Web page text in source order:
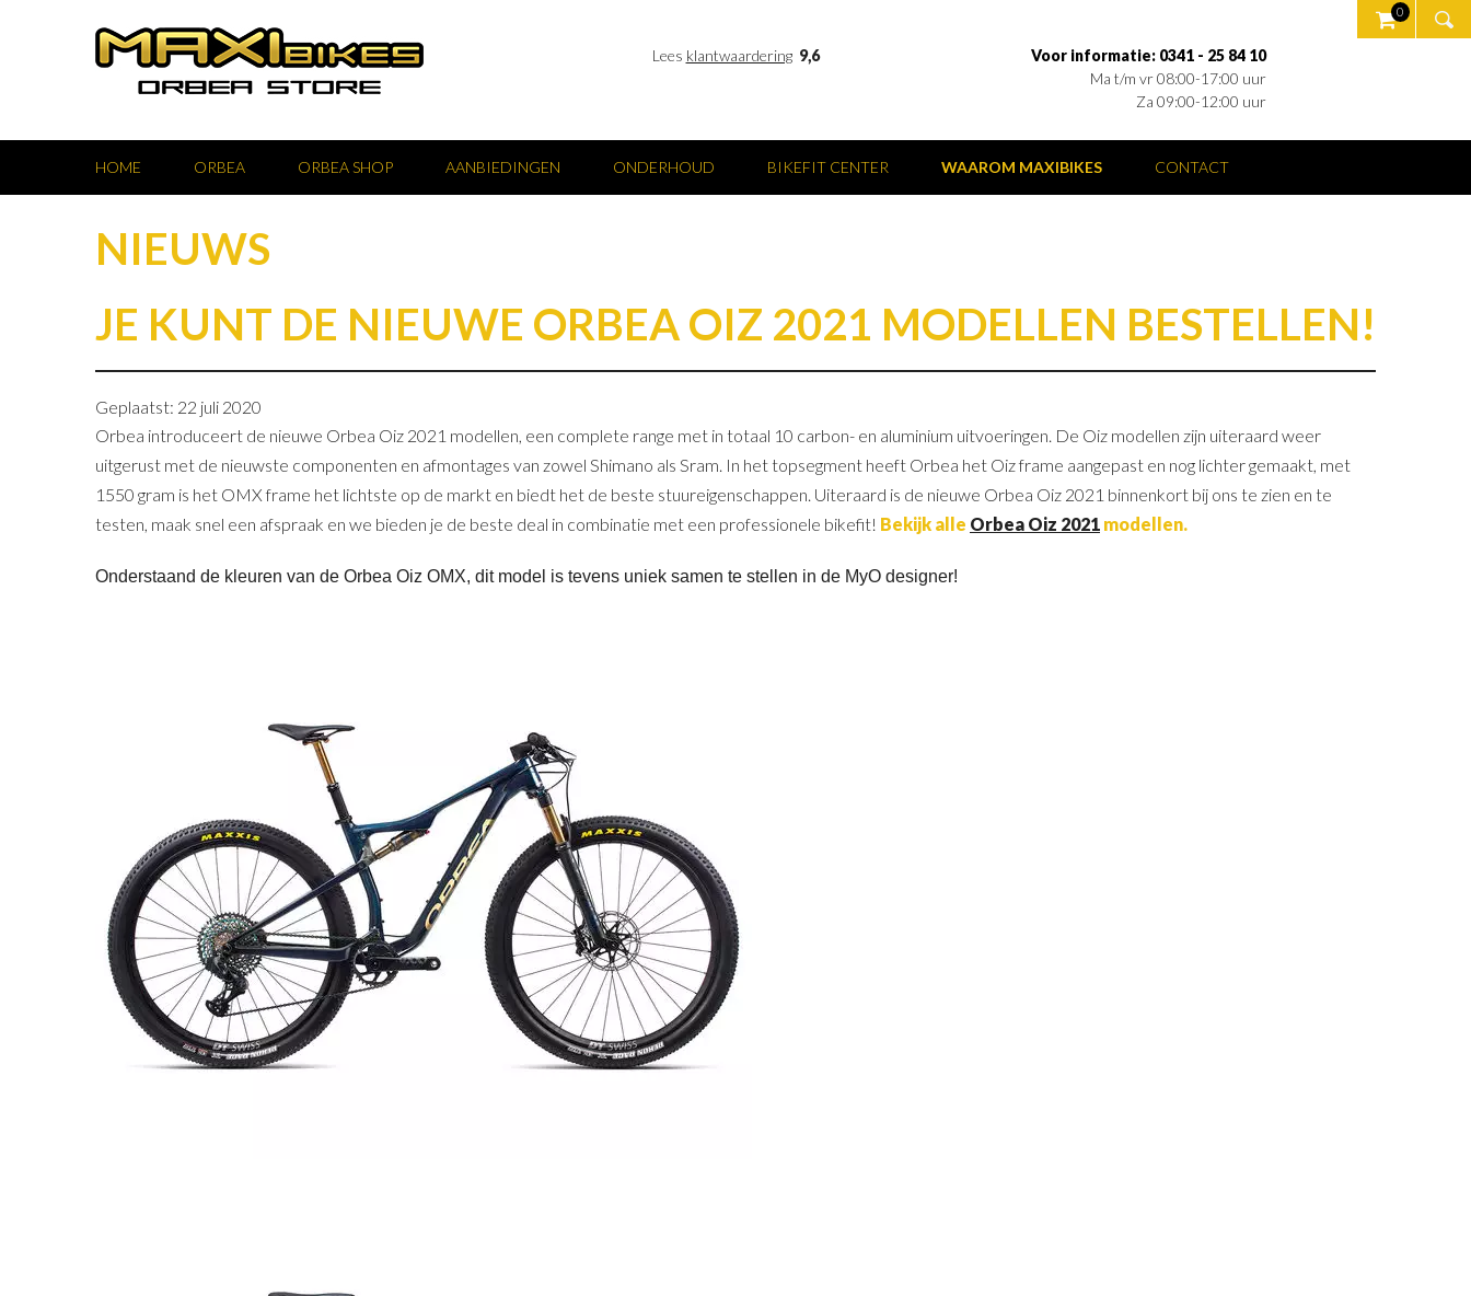
Lees klantwaardering 9,6
Voor informatie: 0341 - 25 84 10
Ma t/m vr 08:00-17:00 uur
Za 09:00-12:00 uur
0
HOME ORBEA ORBEA SHOP AANBIEDINGEN ONDERHOUD BIKEFIT CENTER WAAROM MAXIBIKES CONTACT
NIEUWS
JE KUNT DE NIEUWE ORBEA OIZ 2021 MODELLEN BESTELLEN!
Geplaatst: 22 juli 2020
Orbea introduceert de nieuwe Orbea Oiz 2021 modellen, een complete range met in totaal 10 carbon- en aluminium uitvoeringen. De Oiz modellen zijn uiteraard weer
uitgerust met de nieuwste componenten en afmontages van zowel Shimano als Sram. In het topsegment heeft Orbea het Oiz frame aangepast en nog lichter gemaakt, met
1550 gram is het OMX frame het lichtste op de markt en biedt het de beste stuureigenschappen. Uiteraard is de nieuwe Orbea Oiz 2021 binnenkort bij ons te zien en te
testen, maak snel een afspraak en we bieden je de beste deal in combinatie met een professionele bikefit! Bekijk alle Orbea Oiz 2021 modellen.
Onderstaand de kleuren van de Orbea Oiz OMX, dit model is tevens uniek samen te stellen in de MyO designer!